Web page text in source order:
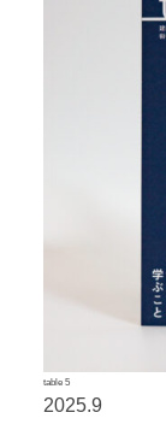
table 5
2025.9